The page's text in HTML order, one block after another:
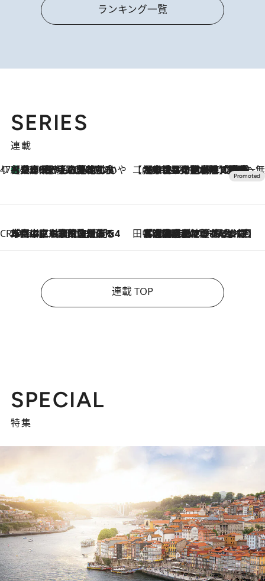
ランキング一覧
SERIES
連載
47都道府県の手みやげ ひんやりスイーツで夏を満喫
2026.8.8
【兵庫県】この夏絶対食べたい 冷やしておいしいおやつ3選 淡路島の恵みをジェラートに集約 【CREA×星野リゾート】唯一無二。癒しと発見が待つ場所へ
2026.8.7
【トンボの足水浴】ヒノキの香りに包まれて涼感マックス！約13℃の湧水かけ流しを避暑地「星野温泉 トンボの湯」で体験
CREA'S CHOICE
2026.8.7
「立川にも歌舞伎があるんだよ」 片岡仁左衛門・市川中車ら豪華座組みで4年目の立川立飛歌舞伎へ 田中稲の勝手に再ブーム
2026.8.7
「湘南乃風に憧れて」観客大盛上がりの“タオル回し”に、ラッパー顔負けの高速歌唱まで…さだまさし（74）のアグレッシブすぎる現在地
連載 TOP
SPECIAL
特集